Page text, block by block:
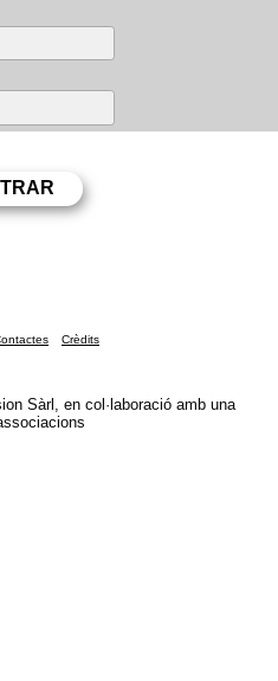
Crèdits
Sàrl, en col·laboració amb una